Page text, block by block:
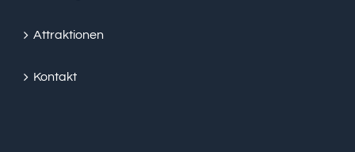
Attraktionen
Kontakt